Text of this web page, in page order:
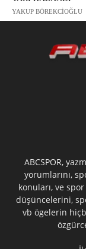
YAKUP BÖREKCİOĞLU
ABCSPOR,
yorumlarını,
konuları, ve
düşüncelerini,
vb ögelerin